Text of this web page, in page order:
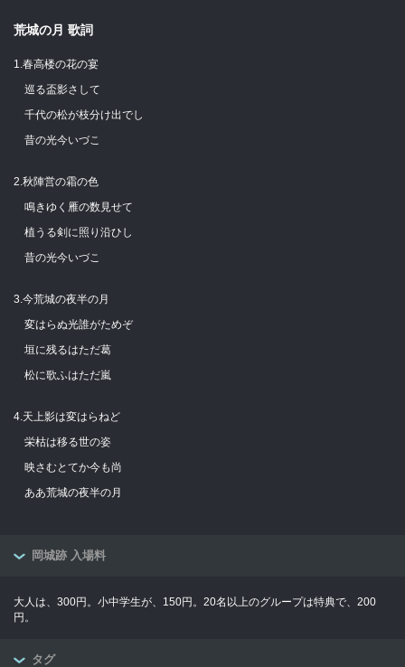
荒城の月 歌詞
1.春高楼の花の宴
巡る盃影さして
千代の松が枝分け出でし
昔の光今いづこ
2.秋陣営の霜の色
鳴きゆく雁の数見せて
植うる剣に照り沿ひし
昔の光今いづこ
3.今荒城の夜半の月
変はらぬ光誰がためぞ
垣に残るはただ葛
松に歌ふはただ嵐
4.天上影は変はらねど
栄枯は移る世の姿
映さむとてか今も尚
ああ荒城の夜半の月
岡城跡 入場料
大人は、300円。小中学生が、150円。20名以上のグループは特典で、200
円。
タグ